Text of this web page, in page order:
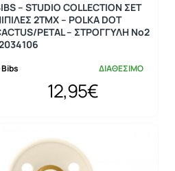
Bibs ΔΙΑΘΕΣΙΜΟ
– STUDIO COLLECTION ΣΕΤ
2ΤΜΧ – POLKA DOT
PETAL – ΣΤΡΟΓΓΥΛΗ No2
12,95€